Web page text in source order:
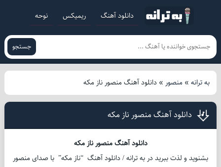
دانلود آهنگ ریمیکس نوحه
جستجو
به ترانه» منصور» دانلود آهنگ منصور ناز مکه
دانلود آهنگ منصور ناز مکه
دانلود آهنگ منصور ناز مکه
بشنوید و لذت ببرید در به ترانه / دانلود آهنگ “ناز مکه” با صدای منصور